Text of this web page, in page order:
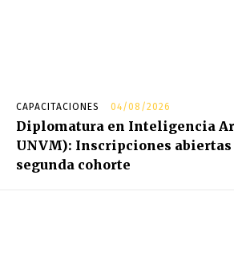
CAPACITACIONES 04/08/2026
Diplomatura en Inteligencia
UNVM): Inscripciones abiertas
segunda cohorte